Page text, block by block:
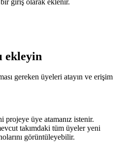
ekleyin
gereken üyeleri atayın ve erişim
projeye üye atamanız istenir.
takımdaki tüm üyeler yeni
görüntüleyebilir.